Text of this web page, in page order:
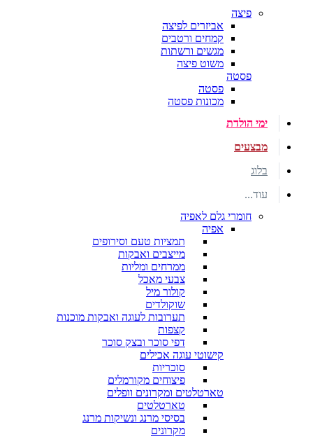
פיצה
אביזרים לפיצה
קמחים ורטבים
מגשים ורשתות
משוט פיצה
פסטה
פסטה
מכונות פסטה
ימי הולדת
מבצעים
בלוג
עוד...
חומרי גלם לאפיה
אפיה
תמציות טעם וסירופים
מייצבים ואבקות
ממרחים ומליות
צבעי מאכל
קולור מיל
שוקולדים
תערובות לעוגה ואבקות מוכנות
קצפות
דפי סוכר ובצק סוכר
קישוטי עוגה אכילים
סוכריות
פיצוחים מקורמלים
טארטלטים ומקרונים וופלים
טארטלטים
בסיסי מרנג ונשיקות מרנג
מקרונים